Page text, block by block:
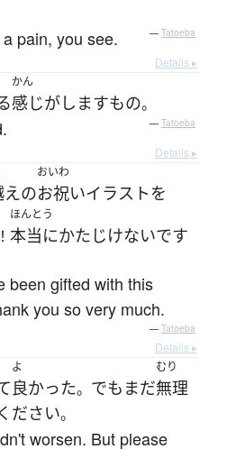
pain, you see. — Tatoeba
Details ▸
かん
感じがしますもの。
— Tatoeba
Details ▸
えの
おいわ
お祝いイラスト を
！
ほんとう
本当にかたじけないです
been gifted with this
you so very much.
— Tatoeba
Details ▸
よ
良かった。 でも まだ
むり
無理
ださい。
worsen. But please